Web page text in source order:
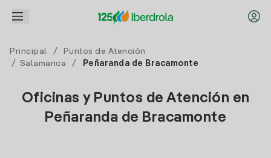
Principal /
Puntos de Atención
/ Salamanca / Peñaranda de Bracamonte
Oficinas y Puntos de Atención en
Peñaranda de Bracamonte